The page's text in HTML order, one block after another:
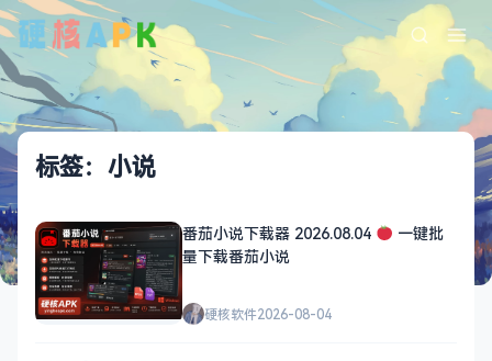
标签：小说
番茄小说下载器 2026.08.04
一键批
量下载番茄小说
硬核软件2026-08-04